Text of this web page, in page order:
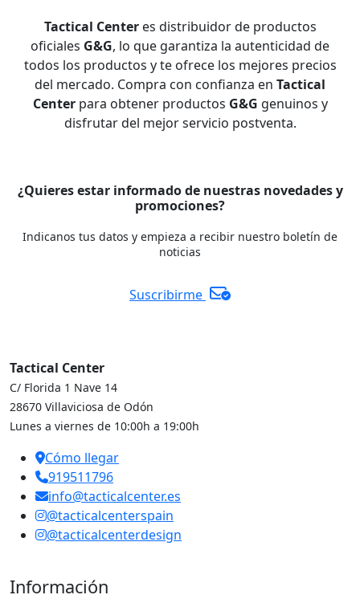
Tactical Centeres distribuidor de productos
oficiales G&G, lo que garantiza la autenticidad de
todos los productos y te ofrece los mejores precios
del mercado. Compra con confianza en Tactical
Centerpara obtener productos G&G genuinos y
disfrutar del mejor servicio postventa.
¿Quieres estar informado de nuestras novedades y
promociones?
Indicanos tus datos y empieza a recibir nuestro boletín de
noticias
Suscribirme
Tactical Center
C/ Florida 1 Nave 14
28670 Villaviciosa de Odón
Lunes a viernes de 10:00h a 19:00h
Cómo llegar
919511796
info@tacticalcenter.es
@tacticalcenterspain
@tacticalcenterdesign
Información